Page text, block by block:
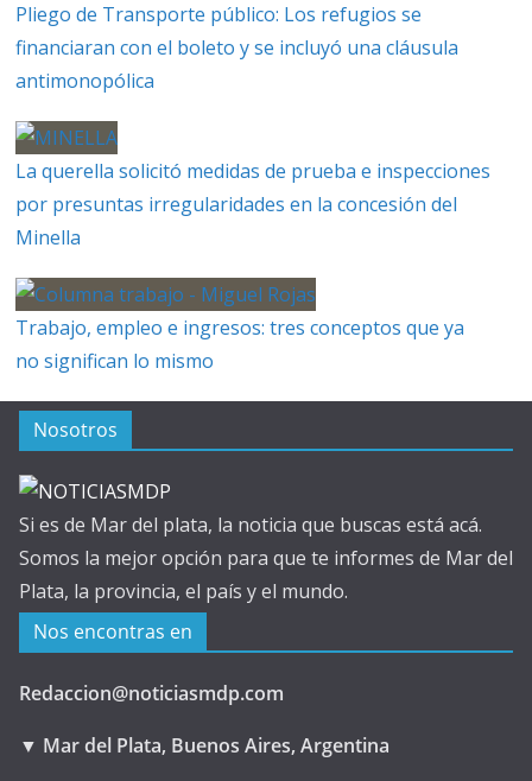
Pliego de Transporte público: Los refugios se
financiaran con el boleto y se incluyó una cláusula
antimonopólica
La querella solicitó medidas de prueba e inspecciones
por presuntas irregularidades en la concesión del
Minella
Trabajo, empleo e ingresos: tres conceptos que ya
no significan lo mismo
Nosotros
Si es de Mar del plata, la noticia que buscas está acá.
Somos la mejor opción para que te informes de Mar del
Plata, la provincia, el país y el mundo.
Nos encontras en
Redaccion@noticiasmdp.com
▼ Mar del Plata, Buenos Aires, Argentina